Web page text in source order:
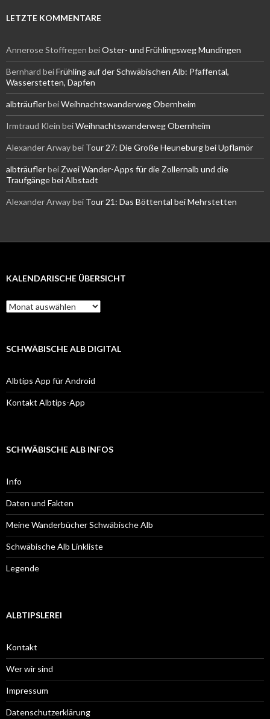
LETZTE KOMMENTARE
Annerose Stoffregen beiOster- und Frühlingsweg Mundingen
Bernhard beiFrühling auf der Schwäbischen Alb: Pfaffental,
Wasserstetten, Dapfen
albträuflerbeiWeihnachtswanderweg Obernheim
Irmtraud Klein beiWeihnachtswanderweg Obernheim
Alexander Arwaybei Tour 27: Die Große Heuneburg bei Upflamör
albträuflerbei Zwei Wander-Apps für die Zollernalb und die
Traufgänge bei Albstadt
Alexander Arwaybei Tour 21: Das Böttental bei Mehrstetten
KALENDARISCHE ÜBERSICHT
Kalendarische
Übersicht
SCHWÄBISCHE ALB DIGITAL
Albtips App für Android
Kontakt Albtips-App
SCHWÄBISCHE ALB INFOS
Info
Daten und Fakten
Meine Wanderbücher Schwäbische Alb
Schwäbische Alb Linkliste
Legende
ALBTIPSLEREI
Kontakt
Wer wir sind
Impressum
Datenschutzerklärung